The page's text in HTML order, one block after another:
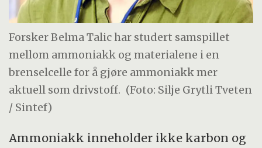
Forsker Belma Talic har studert samspillet
mellom ammoniakk og materialene i en
brenselcelle for å gjøre ammoniakk mer
aktuell som drivstoff. (Foto: Silje Grytli Tveten
/ Sintef)
Ammoniakk inneholder ikke karbon og